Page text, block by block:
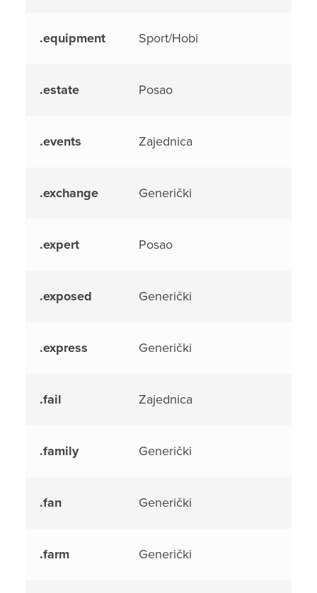
.equipment Sport/Hobi
.estate Posao
.events Zajednica
.exchange Generički
.expert Posao
.exposed Generički
.express Generički
.fail Zajednica
.family Generički
.fan Generički
.farm Generički